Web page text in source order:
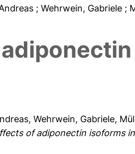
; Wehrwein, Gabriele ;
,Wehrwein, Gabriele,
of adiponectin isoforms